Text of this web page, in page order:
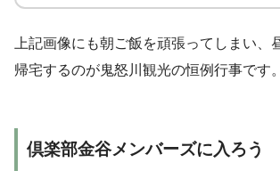
上記画像にも朝ご飯を頑張ってしまい、
帰宅するのが鬼怒川観光の恒例行事です。
倶楽部金谷メンバーズに入ろう